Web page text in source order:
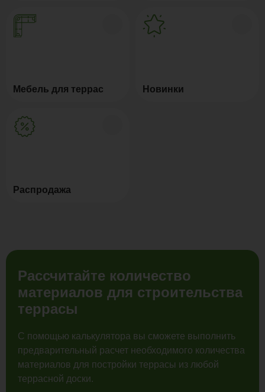
Мебель для террас Новинки
Распродажа
Рассчитайте количество
материалов для строительства
террасы
С помощью калькулятора вы сможете выполнить
предварительный расчет необходимого количества
материалов для постройки террасы из любой
террасной доски.